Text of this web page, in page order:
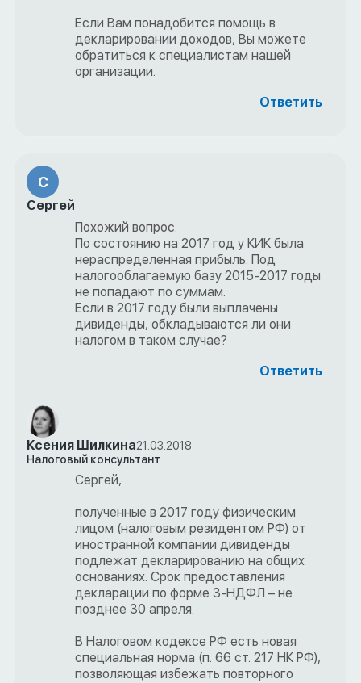
Если Вам понадобится помощь в
декларировании доходов, Вы можете
обратиться к специалистам нашей
организации.
Ответить
С
Сергей
Похожий вопрос.
По состоянию на 2017 год у КИК была
нераспределенная прибыль. Под
налогооблагаемую базу 2015-2017 годы
не попадают по суммам.
Если в 2017 году были выплачены
дивиденды, обкладываются ли они
налогом в таком случае?
Ответить
Ксения Шилкина21.03.2018
Налоговый консультант
Сергей,
полученные в 2017 году физическим
лицом (налоговым резидентом РФ) от
иностранной компании дивиденды
подлежат декларированию на общих
основаниях. Срок предоставления
декларации по форме 3-НДФЛ – не
позднее 30 апреля.
В Налоговом кодексе РФ есть новая
специальная норма (п. 66 ст. 217 НК РФ),
позволяющая избежать повторного